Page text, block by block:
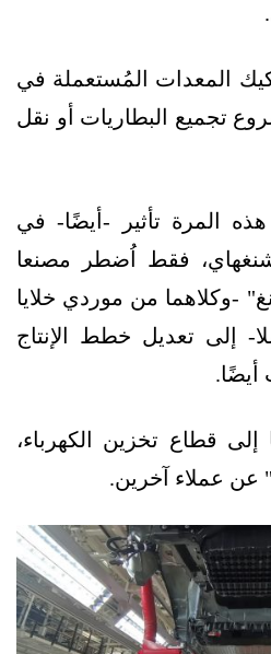
المعدات المُستعملة في
تجميع البطاريات أو نقل
المرة تأثير -أيضًا- في
فقط اُضطر مصنعا
-وكلاهما من موردي خلايا
إلى تعديل خطط الإنتاج
أيضًا.
قطاع تخزين الكهرباء،
عملاء آخرين.